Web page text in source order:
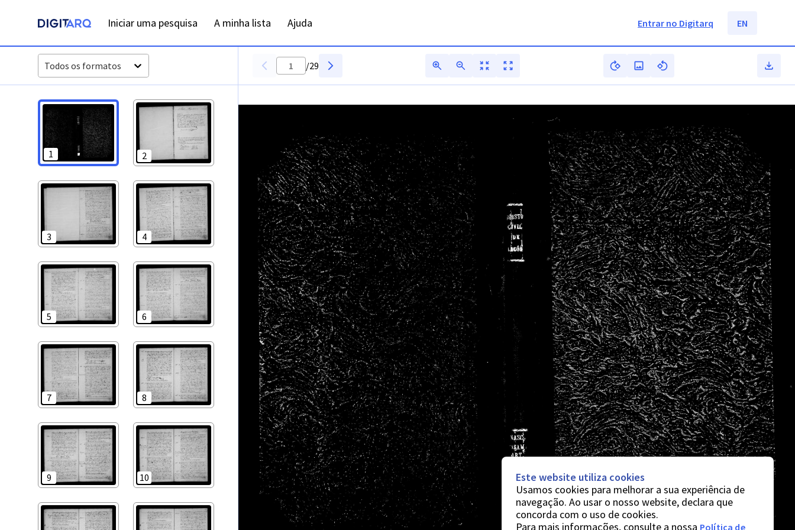
Iniciar uma pesquisa A minha lista Ajuda Entrar no Digitarq EN
Todos os formatos
1 2
3 4
5 6
7 8
9 10
/29
Este website utiliza cookies
Usamos cookies para melhorar a sua experiência de
navegação. Ao usar o nosso website, declara que
concorda com o uso de cookies.
Para mais informações, consulte a nossa Política de